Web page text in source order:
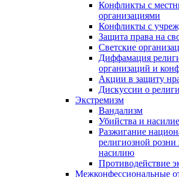
Конфликты с
организациями
Конфликты с
Защита права на
Светские
Диффамация
организаций и
Акции в защиту
Дискуссии о
Экстремизм
Вандализм
Убийства и насилие
Разжигание
религиозной
насилию
Противодействие
Межконфессиональные